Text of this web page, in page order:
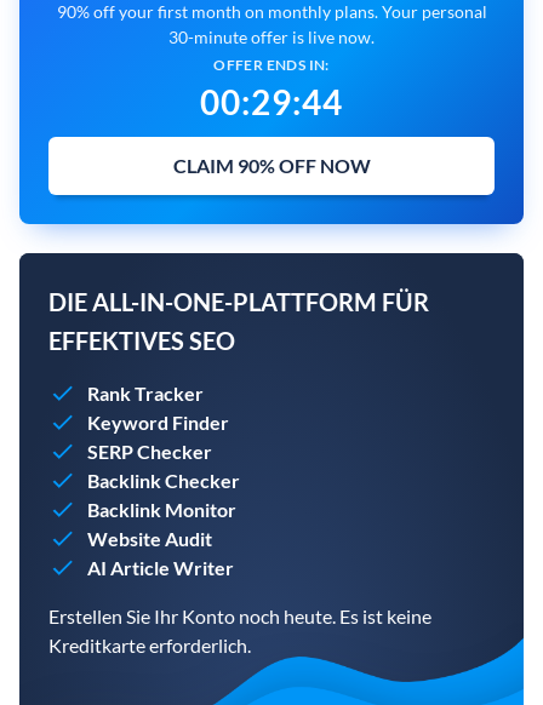
90% off your first month on monthly plans. Your personal
30-minute offer is live now.
OFFER ENDS IN:
00:29:43
CLAIM 90% OFF NOW
DIE ALL-IN-ONE-PLATTFORM FÜR
EFFEKTIVES SEO
Rank Tracker
Keyword Finder
SERP Checker
Backlink Checker
Backlink Monitor
Website Audit
AI Article Writer
Erstellen Sie Ihr Konto noch heute. Es ist keine
Kreditkarte erforderlich.